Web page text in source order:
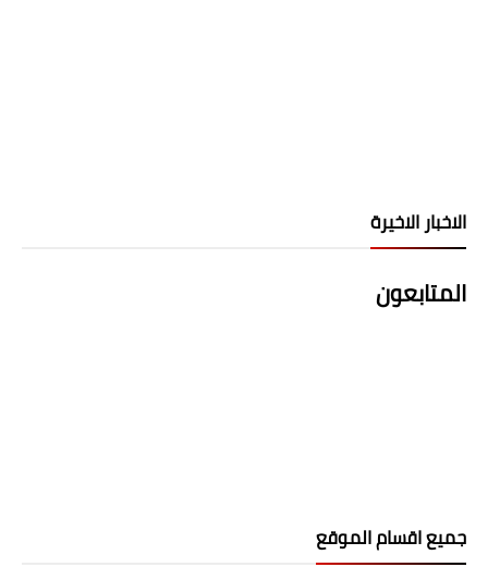
الاخبار الاخيرة
المتابعون
جميع اقسام الموقع